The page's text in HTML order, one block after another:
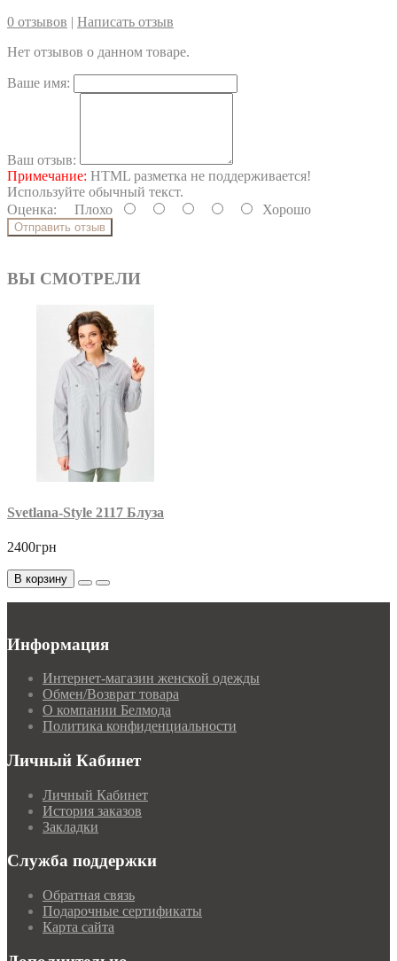
0 отзывов | Написать отзыв
Нет отзывов о данном товаре.
Ваше имя:
Ваш отзыв:
Примечание: HTML разметка не поддерживается!
Используйте обычный текст.
Оценка: Плохо Хорошо
Отправить отзыв
ВЫ СМОТРЕЛИ
Svetlana-Style 2117 Блуза
2400грн
В корзину
Информация
Интернет-магазин женской одежды
Обмен/Возврат товара
О компании Белмода
Политика конфиденциальности
Личный Кабинет
Личный Кабинет
История заказов
Закладки
Служба поддержки
Обратная связь
Подарочные сертификаты
Карта сайта